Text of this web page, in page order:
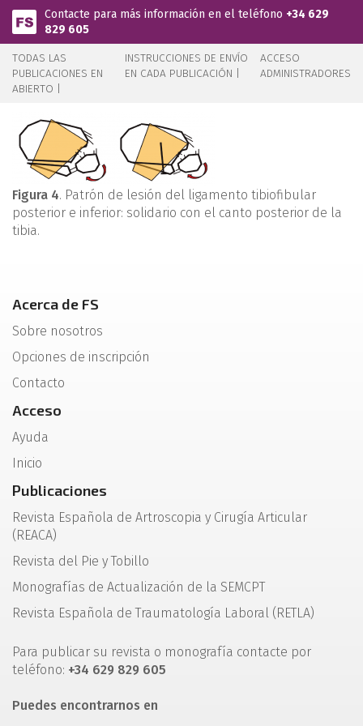
Pasar al contenido principal
Contacte para más información en el teléfono +34 629
829 605
TODAS LAS
PUBLICACIONES EN
ABIERTO |
INSTRUCCIONES DE ENVÍO
EN CADA PUBLICACIÓN |
ACCESO
ADMINISTRADORES
Figura 4. Patrón de lesión del ligamento tibiofibular
posterior e inferior: solidario con el canto posterior de la
tibia.
Acerca de FS
Sobre nosotros
Opciones de inscripción
Contacto
Acceso
Ayuda
Inicio
Publicaciones
Revista Española de Artroscopia y Cirugía Articular
(REACA)
Revista del Pie y Tobillo
Monografías de Actualización de la SEMCPT
Revista Española de Traumatología Laboral (RETLA)
Para publicar su revista o monografía contacte por
teléfono: +34 629 829 605
Puedes encontrarnos en